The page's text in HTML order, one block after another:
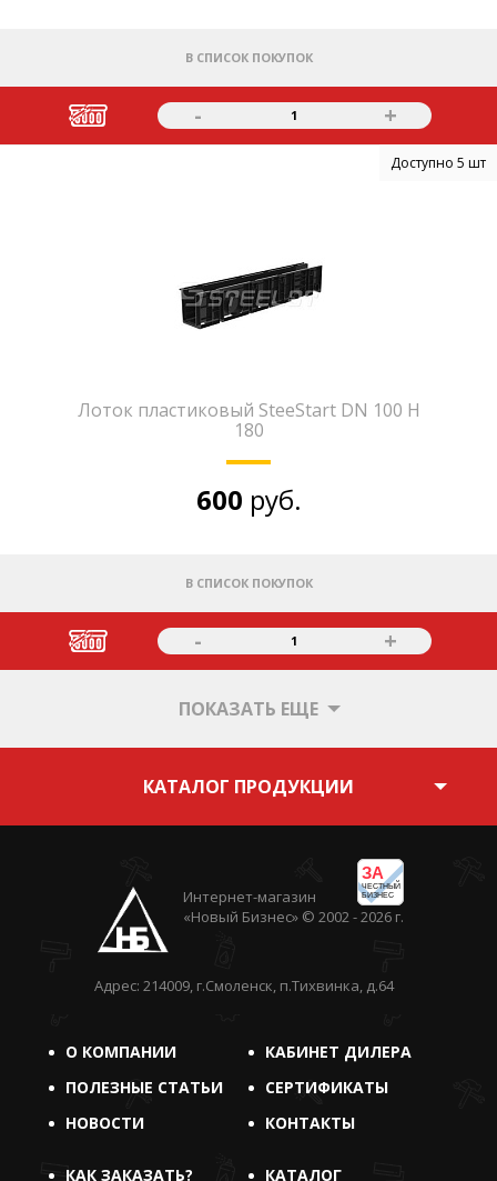
В СПИСОК ПОКУПОК
- 1 +
Доступно 5 шт
Лоток пластиковый SteeStart DN 100 H
180
600 руб.
В СПИСОК ПОКУПОК
- 1 +
ПОКАЗАТЬ ЕЩЕ
КАТАЛОГ ПРОДУКЦИИ
ЗА
ЧЕСТНЫЙ
БИЗНЕС
Интернет-магазин
«Новый Бизнес» © 2002 - 2026 г.
Адрес: 214009, г.Смоленск, п.Тихвинка, д.64
О КОМПАНИИ
КАБИНЕТ ДИЛЕРА
ПОЛЕЗНЫЕ СТАТЬИ
СЕРТИФИКАТЫ
НОВОСТИ
КОНТАКТЫ
КАК ЗАКАЗАТЬ? КАТАЛОГ